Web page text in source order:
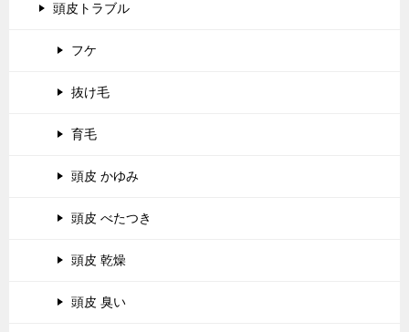
頭皮トラブル
フケ
抜け毛
育毛
頭皮 かゆみ
頭皮 べたつき
頭皮 乾燥
頭皮 臭い